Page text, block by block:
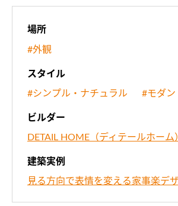
場所
#外観
スタイル
#シンプル・ナチュラル #モダン
ビルダー
DETAIL HOME（ディテールホーム
建築実例
見る方向で表情を変える家事楽デ